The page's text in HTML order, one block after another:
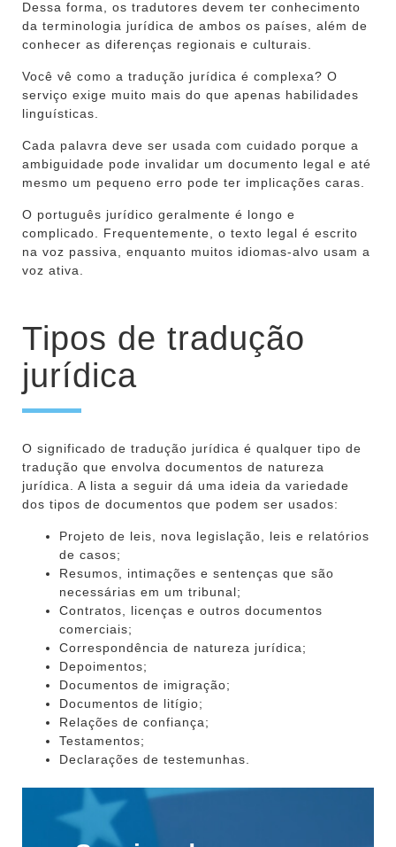
Dessa forma, os tradutores devem ter conhecimento
da terminologia jurídica de ambos os países, além de
conhecer as diferenças regionais e culturais.
Você vê como a tradução jurídica é complexa? O
serviço exige muito mais do que apenas habilidades
linguísticas.
Cada palavra deve ser usada com cuidado porque a
ambiguidade pode invalidar um documento legal e até
mesmo um pequeno erro pode ter implicações caras.
O português jurídico geralmente é longo e
complicado. Frequentemente, o texto legal é escrito
na voz passiva, enquanto muitos idiomas-alvo usam a
voz ativa.
Tipos de tradução
jurídica
O significado de tradução jurídica é qualquer tipo de
tradução que envolva documentos de natureza
jurídica. A lista a seguir dá uma ideia da variedade
dos tipos de documentos que podem ser usados:
Projeto de leis, nova legislação, leis e relatórios
de casos;
Resumos, intimações e sentenças que são
necessárias em um tribunal;
Contratos, licenças e outros documentos
comerciais;
Correspondência de natureza jurídica;
Depoimentos;
Documentos de imigração;
Documentos de litígio;
Relações de confiança;
Testamentos;
Declarações de testemunhas.